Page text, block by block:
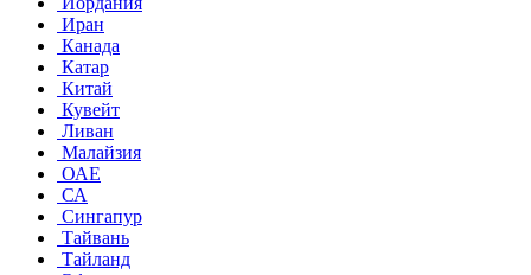
Иран
Канада
Катар
Китай
Кувейт
Ливан
Малайзия
ОАЕ
СА
Сингапур
Тайвань
Тайланд